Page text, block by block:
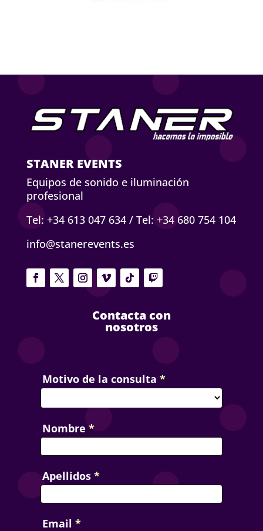
STANER EVENTS
Equipos de sonido e iluminación
profesional
Tel: +34 613 047 634/ Tel: +34 680 754 104
info@stanerevents.es
Contacta con
nosotros
Contact
Us
Motivo de la consulta *
Nombre *
Apellidos *
Email *